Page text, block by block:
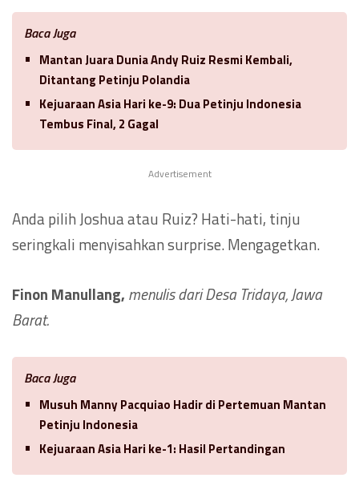
Baca Juga
Mantan Juara Dunia Andy Ruiz Resmi Kembali,
Ditantang Petinju Polandia
Kejuaraan Asia Hari ke-9: Dua Petinju Indonesia
Tembus Final, 2 Gagal
Advertisement
Anda pilih Joshua atau Ruiz? Hati-hati, tinju
seringkali menyisahkan surprise. Mengagetkan.
Finon Manullang, menulis dari Desa Tridaya, Jawa
Barat.
Baca Juga
Musuh Manny Pacquiao Hadir di Pertemuan Mantan
Petinju Indonesia
Kejuaraan Asia Hari ke-1: Hasil Pertandingan